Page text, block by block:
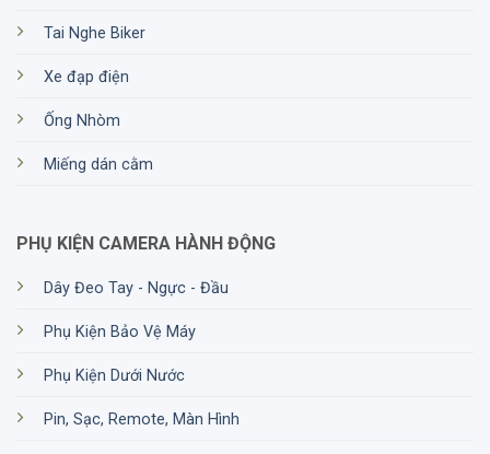
Tai Nghe Biker
Xe đạp điện
Ống Nhòm
Miếng dán cằm
PHỤ KIỆN CAMERA HÀNH ĐỘNG
Dây Đeo Tay - Ngực - Đầu
Phụ Kiện Bảo Vệ Máy
Phụ Kiện Dưới Nước
Pin, Sạc, Remote, Màn Hình